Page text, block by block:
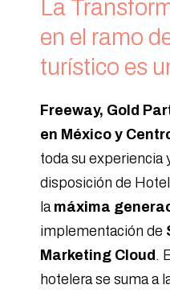
La
en el ramo
turístico es
Freeway, Gold
en México y
toda su experiencia
disposición de
la máxima
implementación de
Marketing Cloud .
hotelera se suma a